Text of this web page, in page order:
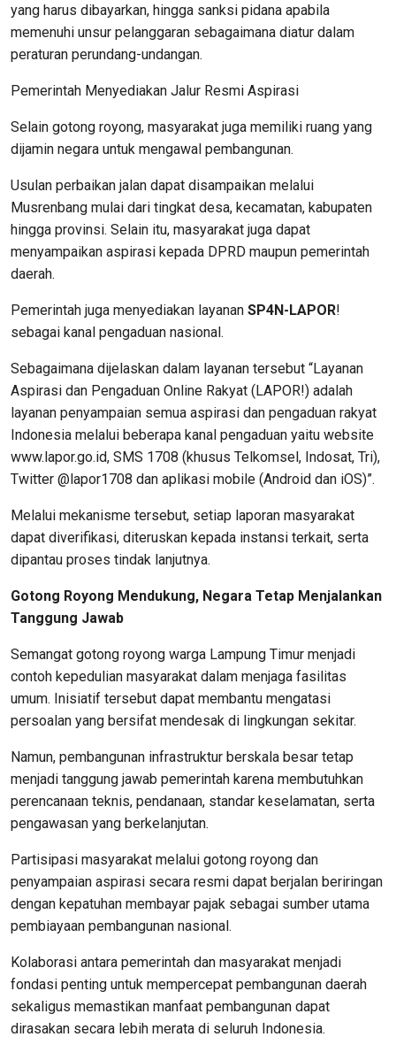
yang harus dibayarkan, hingga sanksi pidana apabila
memenuhi unsur pelanggaran sebagaimana diatur dalam
peraturan perundang-undangan.
Pemerintah Menyediakan Jalur Resmi Aspirasi
Selain gotong royong, masyarakat juga memiliki ruang yang
dijamin negara untuk mengawal pembangunan.
Usulan perbaikan jalan dapat disampaikan melalui
Musrenbang mulai dari tingkat desa, kecamatan, kabupaten
hingga provinsi. Selain itu, masyarakat juga dapat
menyampaikan aspirasi kepada DPRD maupun pemerintah
daerah.
Pemerintah juga menyediakan layanan SP4N-LAPOR!
sebagai kanal pengaduan nasional.
Sebagaimana dijelaskan dalam layanan tersebut “Layanan
Aspirasi dan Pengaduan Online Rakyat (LAPOR!) adalah
layanan penyampaian semua aspirasi dan pengaduan rakyat
Indonesia melalui beberapa kanal pengaduan yaitu website
www.lapor.go.id, SMS 1708 (khusus Telkomsel, Indosat, Tri),
Twitter @lapor1708 dan aplikasi mobile (Android dan iOS)”.
Melalui mekanisme tersebut, setiap laporan masyarakat
dapat diverifikasi, diteruskan kepada instansi terkait, serta
dipantau proses tindak lanjutnya.
Gotong Royong Mendukung, Negara Tetap Menjalankan
Tanggung Jawab
Semangat gotong royong warga Lampung Timur menjadi
contoh kepedulian masyarakat dalam menjaga fasilitas
umum. Inisiatif tersebut dapat membantu mengatasi
persoalan yang bersifat mendesak di lingkungan sekitar.
Namun, pembangunan infrastruktur berskala besar tetap
menjadi tanggung jawab pemerintah karena membutuhkan
perencanaan teknis, pendanaan, standar keselamatan, serta
pengawasan yang berkelanjutan.
Partisipasi masyarakat melalui gotong royong dan
penyampaian aspirasi secara resmi dapat berjalan beriringan
dengan kepatuhan membayar pajak sebagai sumber utama
pembiayaan pembangunan nasional.
Kolaborasi antara pemerintah dan masyarakat menjadi
fondasi penting untuk mempercepat pembangunan daerah
sekaligus memastikan manfaat pembangunan dapat
dirasakan secara lebih merata di seluruh Indonesia.